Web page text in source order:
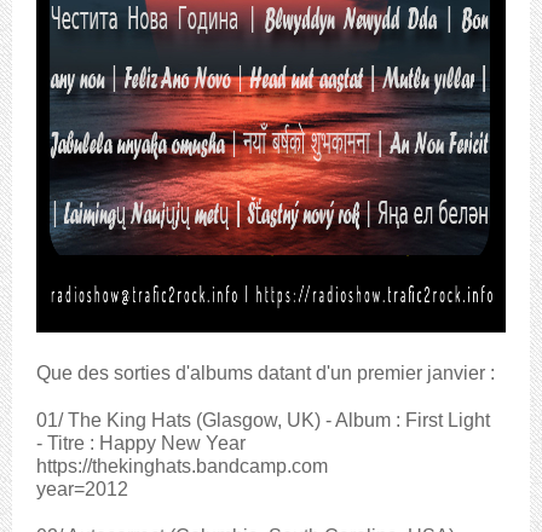
Que des sorties d'albums datant d'un premier janvier :
01/ The King Hats (Glasgow, UK) - Album : First Light
- Titre : Happy New Year
https://thekinghats.bandcamp.com
year=2012